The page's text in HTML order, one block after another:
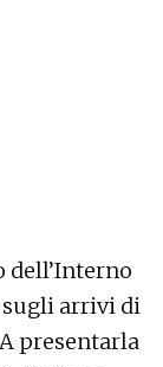
dell’Interno
sugli arrivi di
presentarla